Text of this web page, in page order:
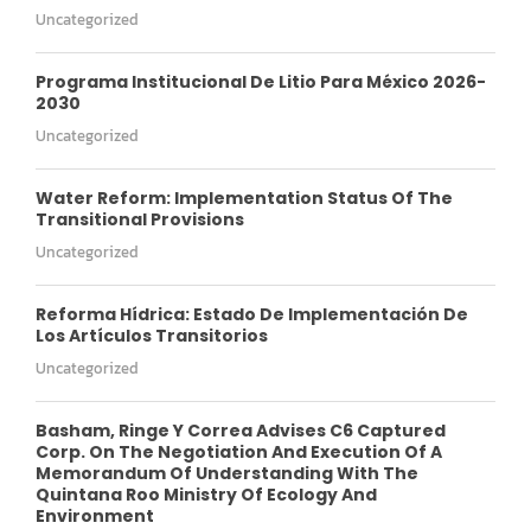
Uncategorized
Programa Institucional De Litio Para México 2026-
2030
Uncategorized
Water Reform: Implementation Status Of The
Transitional Provisions
Uncategorized
Reforma Hídrica: Estado De Implementación De
Los Artículos Transitorios
Uncategorized
Basham, Ringe Y Correa Advises C6 Captured
Corp. On The Negotiation And Execution Of A
Memorandum Of Understanding With The
Quintana Roo Ministry Of Ecology And
Environment